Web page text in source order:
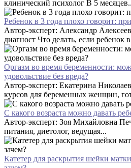
клинический психолог В 5
Ребенок в 3 года плохо говорит:
Автор-эксперт: Александр
диагност Что делать, если ребенок
Оргазм во время беременности:
удовольствие без вреда?
Автор-эксперт: Екатерина
курсов для беременных женщин,
С какого возраста можно давать
Автор-эксперт: Зоя Михайловна
питания, диетолог, ведущая...
Катетер для раскрытия шейки